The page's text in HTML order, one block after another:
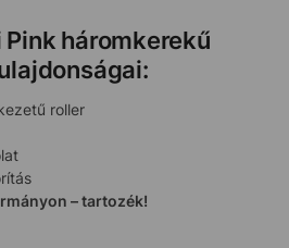
háromkerekű
roller
– tartozék!